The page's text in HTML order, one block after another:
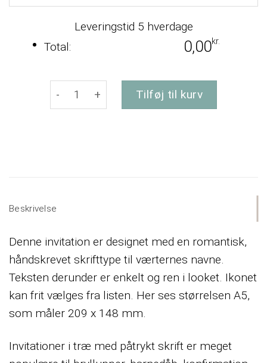
Leveringstid 5 hverdage
Total:
0,00kr.
Invitationer i træ - Romantisk antal
Tilføj til kurv
Beskrivelse
Denne invitation er designet med en romantisk,
håndskrevet skrifttype til værternes navne.
Teksten derunder er enkelt og ren i looket. Ikonet
kan frit vælges fra listen. Her ses størrelsen A5,
som måler 209 x 148 mm.
Invitationer i træ med påtrykt skrift er meget